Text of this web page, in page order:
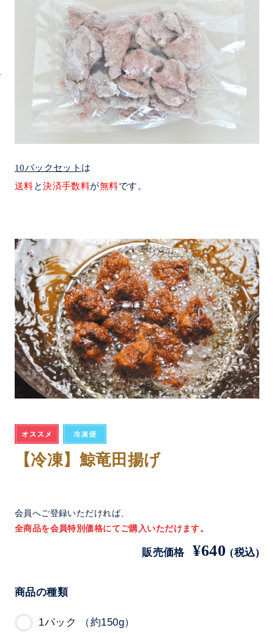
10パックセット は
送料と決済手数料が無料です。
【冷凍】鯨竜田揚げ
会員へご登録いただければ、
全商品を会員特別価格にてご購入いただけます。
販売価格 ¥640(税込)
商品の種類
1パック （約150g）